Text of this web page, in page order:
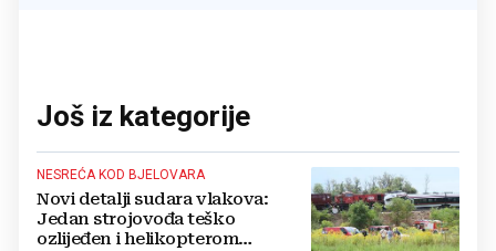
Još iz kategorije
NESREĆA KOD BJELOVARA
Novi detalji sudara vlakova:
Jedan strojovođa teško
ozlijeđen i helikopterom